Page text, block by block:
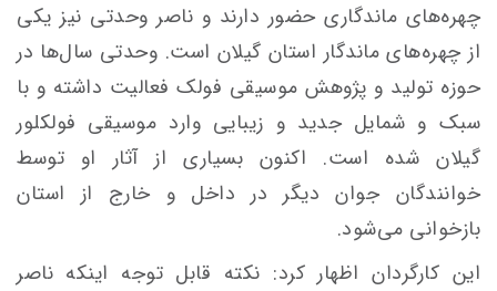
چهره‌های ماندگاری حضور دارند و ناصر وحدتی نیز یکی
از چهره‌های ماندگار استان گیلان است. وحدتی سال‌ها در
حوزه تولید و پژوهش موسیقی فولک فعالیت داشته و با
سبک و شمایل جدید و زیبایی وارد موسیقی فولکلور
گیلان شده است. اکنون بسیاری از آثار او توسط
خوانندگان جوان دیگر در داخل و خارج از استان
بازخوانی می‌شود.
این کارگردان اظهار کرد: نکته قابل توجه اینکه ناصر